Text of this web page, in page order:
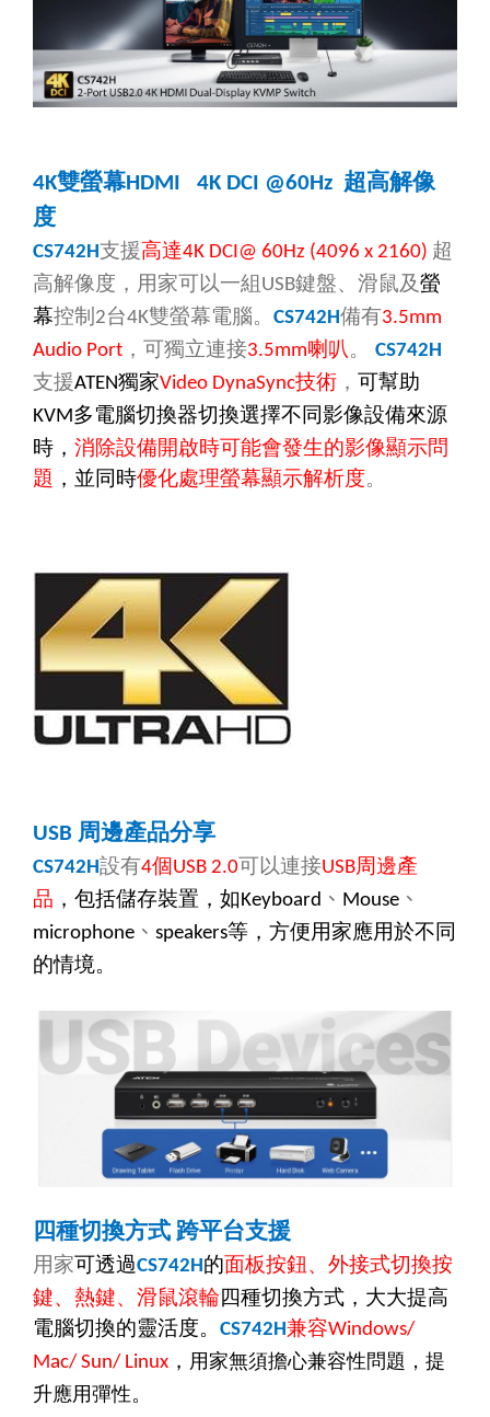
4K雙螢幕HDMI 4K DCI @60Hz 超高解像
度
CS742H支援高達4K DCI@ 60Hz (4096 x 2160) 超
高解像度，用家可以一組 USB鍵盤、滑鼠及螢
幕控制 2台4K雙螢幕電腦。 CS742H備有3.5mm
Audio Port ，可獨立連接3.5mm喇叭。 CS742H
支援ATEN獨家Video DynaSync技術 ， 可幫助
KVM多電腦切換器切換選擇不同影像設備來源
時， 消除設備開啟時可能會發生的影像顯示問
題 ，並同時優化處理螢幕顯示解析度。
USB 周邊產品分享
CS742H設有4個USB 2.0可以連接USB周邊產
品 ，包括儲存裝置，如Keyboard 、 Mouse 、
microphone 、 speakers等，方便用家應用於不同
的情境。
四種切換方式 跨平台支援
用家可透過CS742H的面板按鈕、 外接式切換按
鍵、 熱鍵、滑鼠滾輪四種切換方式，大大提高
電腦切換的靈活度。 CS742H兼容Windows/
Mac/ Sun/ Linux ， 用家無須擔心兼容性問題，提
升應用彈性。